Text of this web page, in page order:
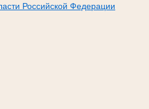
Российской Федерации